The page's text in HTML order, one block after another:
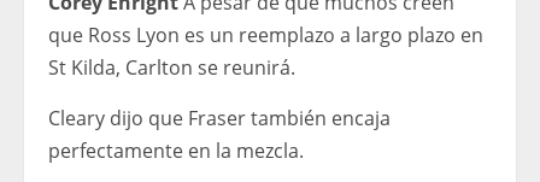
que Ross Lyon es un reemplazo a largo plazo en
St Kilda, Carlton se reunirá.
Cleary dijo que Fraser también encaja
perfectamente en la mezcla.